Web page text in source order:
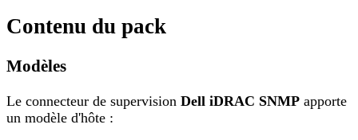
Contenu du pack
Modèles
Le connecteur de supervision Dell iDRAC SNMP apporte
un modèle d'hôte :